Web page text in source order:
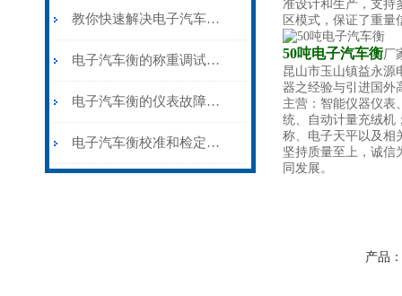
教你快速解决电子汽车衡被干扰
电子汽车衡的称重调试方法
电子汽车衡的仪表故障怎么排除？
电子汽车衡校准和检定的区别
准设计和生产，支持
区模式，保证了重量
50吨电子汽车衡厂
昆山市玉山镇益永源
器之经验与引进国外
主营：智能仪器仪表
统、自动计量充绒机
称、电子天平以及相
坚持质量至上，诚信
同发展。
产品：